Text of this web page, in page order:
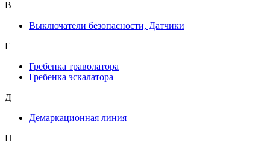
В
Выключатели безопасности, Датчики
Г
Гребенка траволатора
Гребенка эскалатора
Д
Демаркационная линия
Н